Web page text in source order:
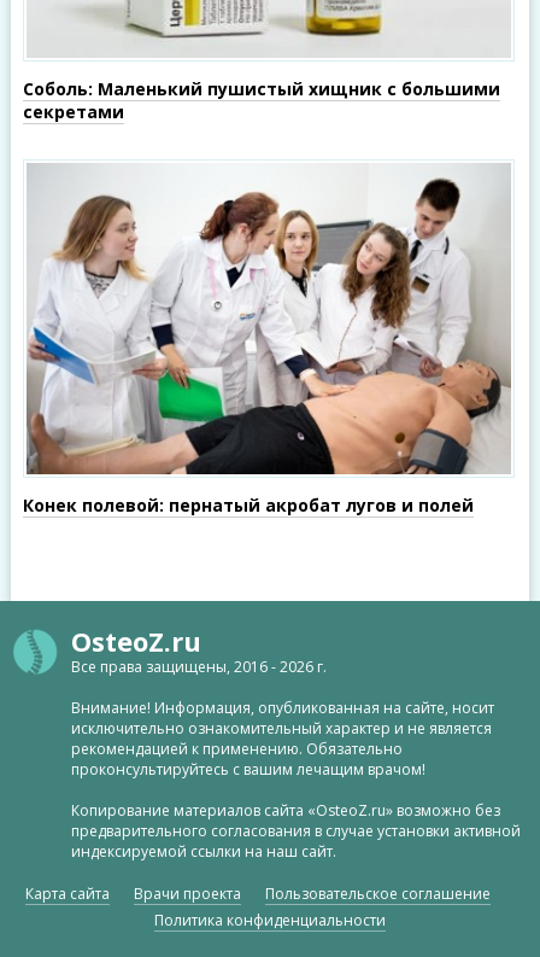
Соболь: Маленький пушистый хищник с большими
секретами
Конек полевой: пернатый акробат лугов и полей
OsteoZ.ru
Все права защищены, 2016 - 2026 г.
Внимание! Информация, опубликованная на сайте, носит
исключительно ознакомительный характер и не является
рекомендацией к применению. Обязательно
проконсультируйтесь с вашим лечащим врачом!
Копирование материалов сайта «OsteoZ.ru» возможно без
предварительного согласования в случае установки активной
индексируемой ссылки на наш сайт.
Карта сайта Врачи проекта
Пользовательское соглашение
Политика конфиденциальности